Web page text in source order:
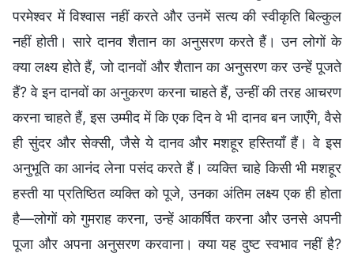
परमेश्वर में विश्वास नहीं करते और उनमें सत्य की स्वीकृति बिल्कुल
नहीं होती। सारे दानव शैतान का अनुसरण करते हैं। उन लोगों के
क्या लक्ष्य होते हैं, जो दानवों और शैतान का अनुसरण कर उन्हें पूजते
हैं? वे इन दानवों का अनुकरण करना चाहते हैं, उन्हीं की तरह आचरण
करना चाहते हैं, इस उम्मीद में कि एक दिन वे भी दानव बन जाएँगे, वैसे
ही सुंदर और सेक्सी, जैसे ये दानव और मशहूर हस्तियाँ हैं। वे इस
अनुभूति का आनंद लेना पसंद करते हैं। व्यक्ति चाहे किसी भी मशहूर
हस्ती या प्रतिष्ठित व्यक्ति को पूजे, उनका अंतिम लक्ष्य एक ही होता
है—लोगों को गुमराह करना, उन्हें आकर्षित करना और उनसे अपनी
पूजा और अपना अनुसरण करवाना। क्या यह दुष्ट स्वभाव नहीं है?